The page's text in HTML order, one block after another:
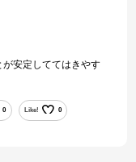
安定しててはきやす
0 Like! 0